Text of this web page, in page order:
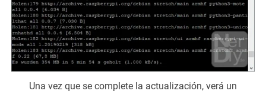
Una vez que se complete la actualización, verá un